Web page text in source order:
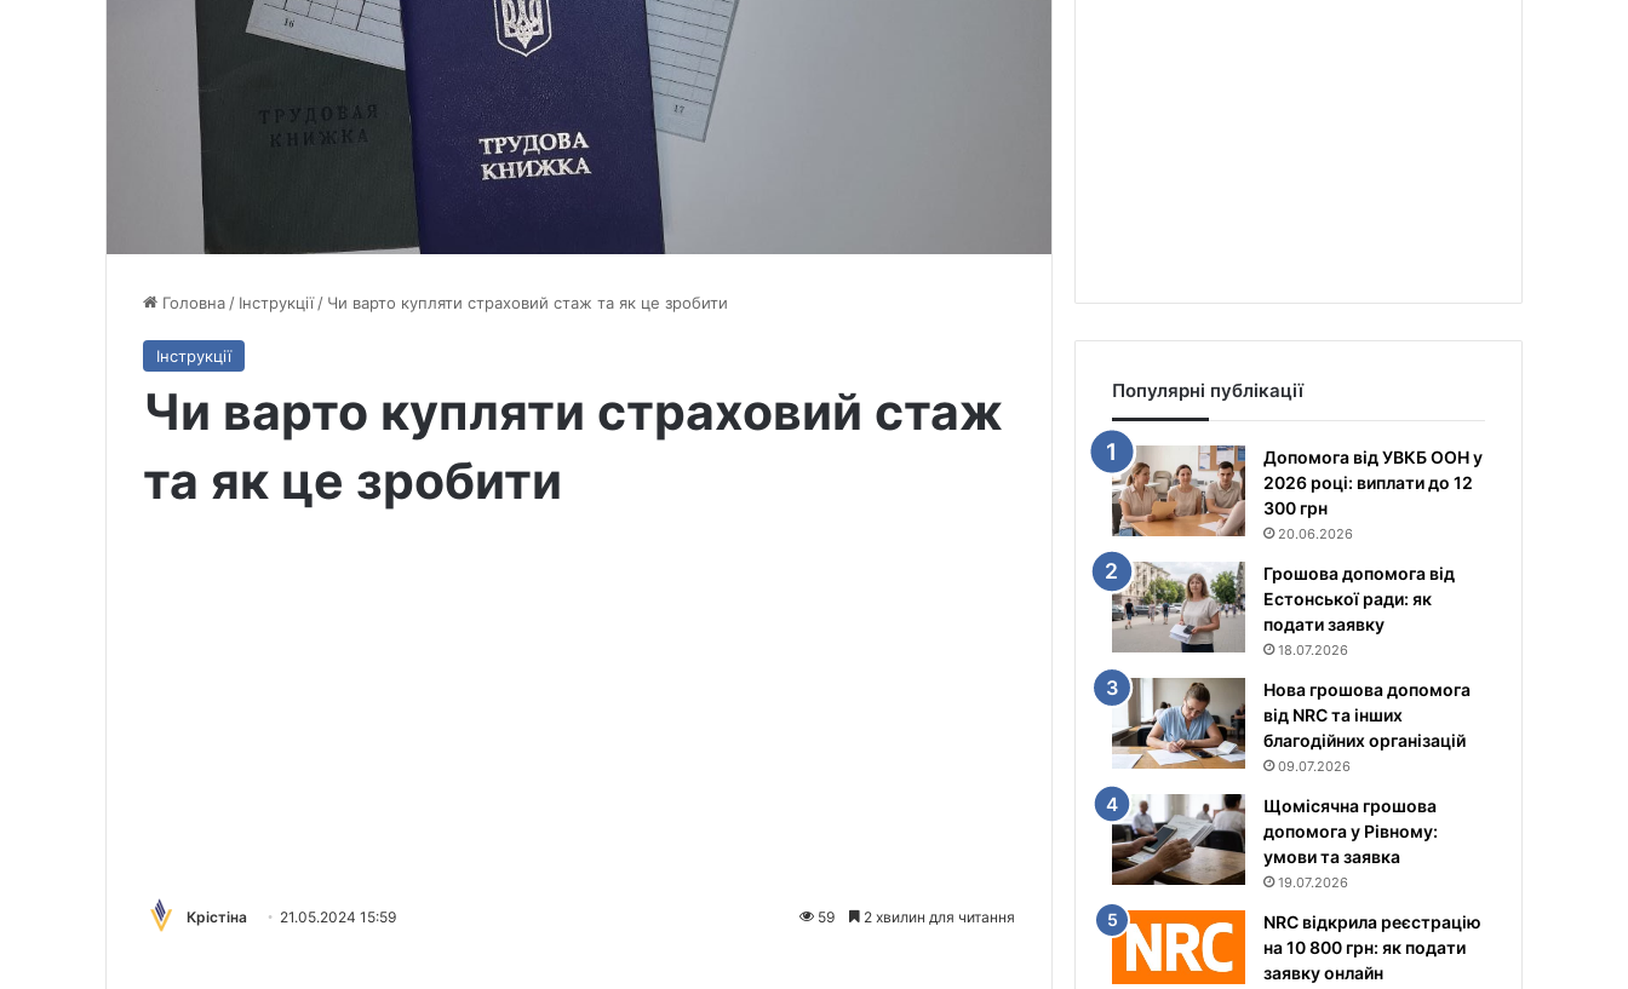
Головна/ Інструкції/ Чи варто купляти страховий стаж та як це зробити
Інструкції
Чи варто купляти страховий стаж
та як це зробити
Крістіна 21.05.2024 15:59 59 2 хвилин для читання
Популярні публікації
Допомога від УВКБ ООН у
2026 році: виплати до 12
300 грн
20.06.2026
Грошова допомога від
Естонської ради: як
подати заявку
18.07.2026
Нова грошова допомога
від NRC та інших
благодійних організацій
09.07.2026
Щомісячна грошова
допомога у Рівному:
умови та заявка
19.07.2026
NRC відкрила реєстрацію
на 10 800 грн: як подати
заявку онлайн